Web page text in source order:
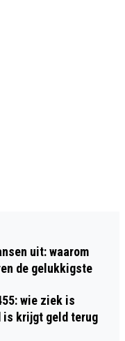
uit: waarom
de gelukkigste
wie ziek is
is krijgt geld terug